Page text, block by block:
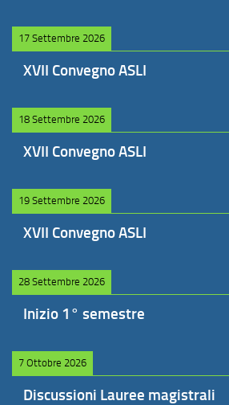
17 Settembre 2026
XVII Convegno ASLI
18 Settembre 2026
XVII Convegno ASLI
19 Settembre 2026
XVII Convegno ASLI
28 Settembre 2026
Inizio 1° semestre
7 Ottobre 2026
Discussioni Lauree magistrali